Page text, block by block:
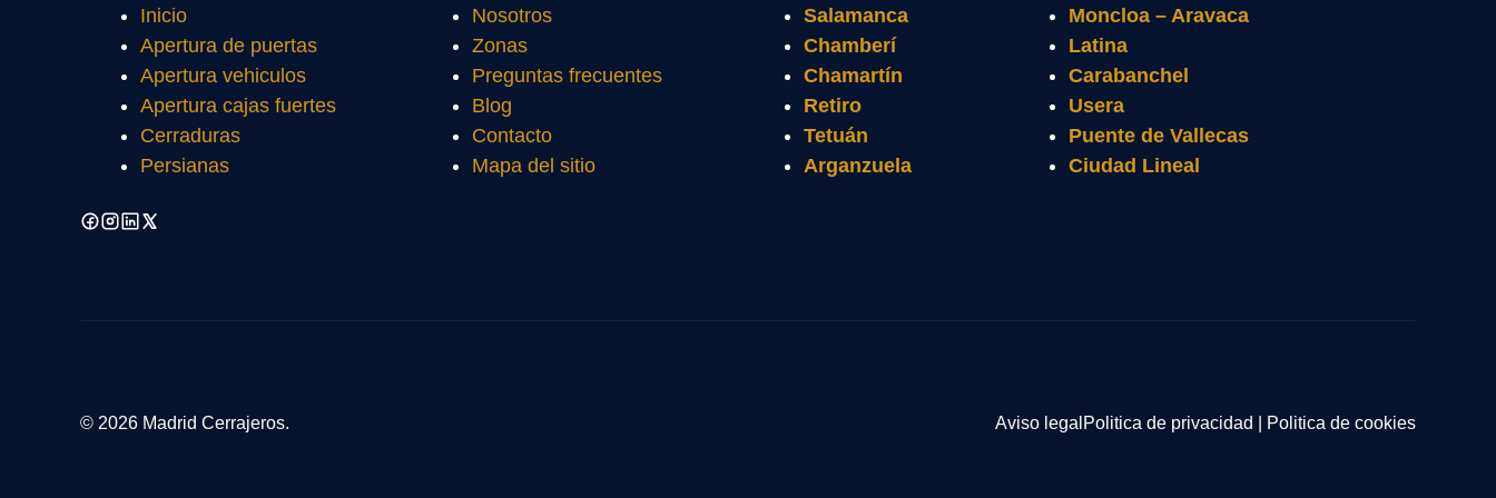
Inicio
Apertura de puertas
Apertura vehiculos
Apertura cajas fuertes
Cerraduras
Persianas
Nosotros
Zonas
Preguntas frecuentes
Blog
Contacto
Mapa del sitio
Salamanca
Chamberí
Chamartín
Retiro
Tetuán
Arganzuela
Moncloa – Aravaca
Latina
Carabanchel
Usera
Puente de Vallecas
Ciudad Lineal
© 2026 Madrid Cerrajeros. Aviso legal Politica de privacidad Politica de cookies